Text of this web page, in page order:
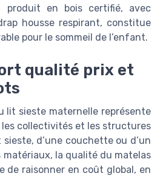
produit en bois certifié, avec
housse respirant, constitue
pour le sommeil de l’enfant.
qualité prix et
lit sieste maternelle représente
collectivités et les structures
sieste, d’une couchette ou d’un
matériaux, la qualité du matelas
de raisonner en coût global, en